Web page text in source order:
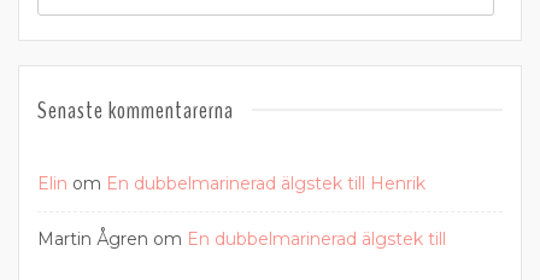
Senaste kommentarerna
Elin om En dubbelmarinerad älgstek till Henrik
Martin Ågren om En dubbelmarinerad älgstek till